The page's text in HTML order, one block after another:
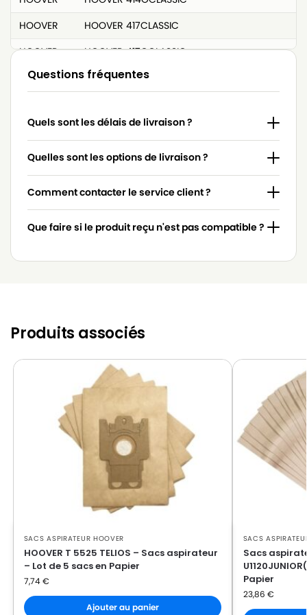
HOOVER
HOOVER 417CLASSIC
HOOVER
HOOVER 417GCLASSIC
HOOVER
HOOVER 419CLASSIC
HOOVER
HOOVER 427BCLASSIC
HOOVER
HOOVER 427CLASSIC
HOOVER
HOOVER 507CLASSIC
HOOVER
HOOVER 612JUNIOR
HOOVER
HOOVER 638JUNIOR
HOOVER
HOOVER 652AJUNIOR
HOOVER
HOOVER 652CJUNIOR
HOOVER 652EJUNIOR
HOOVER
HOOVER 652JUNIOR
HOOVER 652SJUNIOR
HOOVER 653JUNIOR
HOOVER 912JUNIOR
HOOVER
HOOVER CLASSIC(Série)
HOOVER
HOOVER CLASSIC414G
HOOVER
HOOVER CLASSIC417
Questions fréquentes
Quels sont les délais de livraison ?
Quelles sont les options de livraison ?
Comment contacter le service client ?
Que faire si le produit reçu n'est pas compatible ?
Produits associés
SACS ASPIRATEUR HOOVER
HOOVER T 5525 TELIOS – Sacs aspirateur
– Lot de 5 sacs en Papier
7,74€
Ajouter au panier
SACS
Sacs
Papier
23,86 €